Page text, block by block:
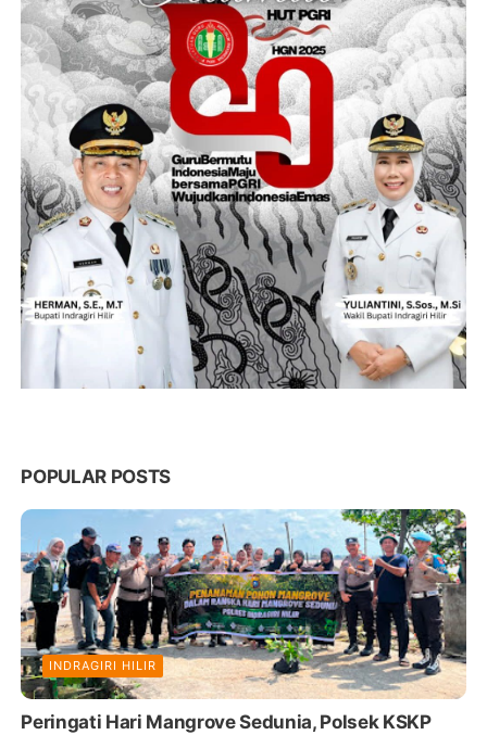
POPULAR POSTS
INDRAGIRI HILIR
Peringati Hari Mangrove Sedunia, Polsek KSKP